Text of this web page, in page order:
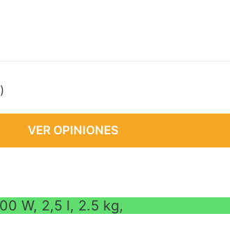
VER OPINIONES
W, 2,5 l, 2.5 kg,